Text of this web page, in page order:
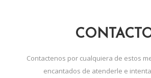
Contactenos por cualquiera de estos
encantados de atenderle e